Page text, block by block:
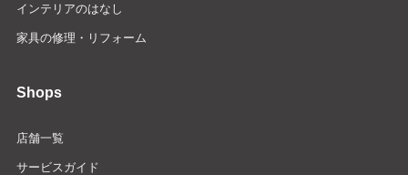
インテリアのはなし
家具の修理・リフォーム
Shops
店舗一覧
サービスガイド